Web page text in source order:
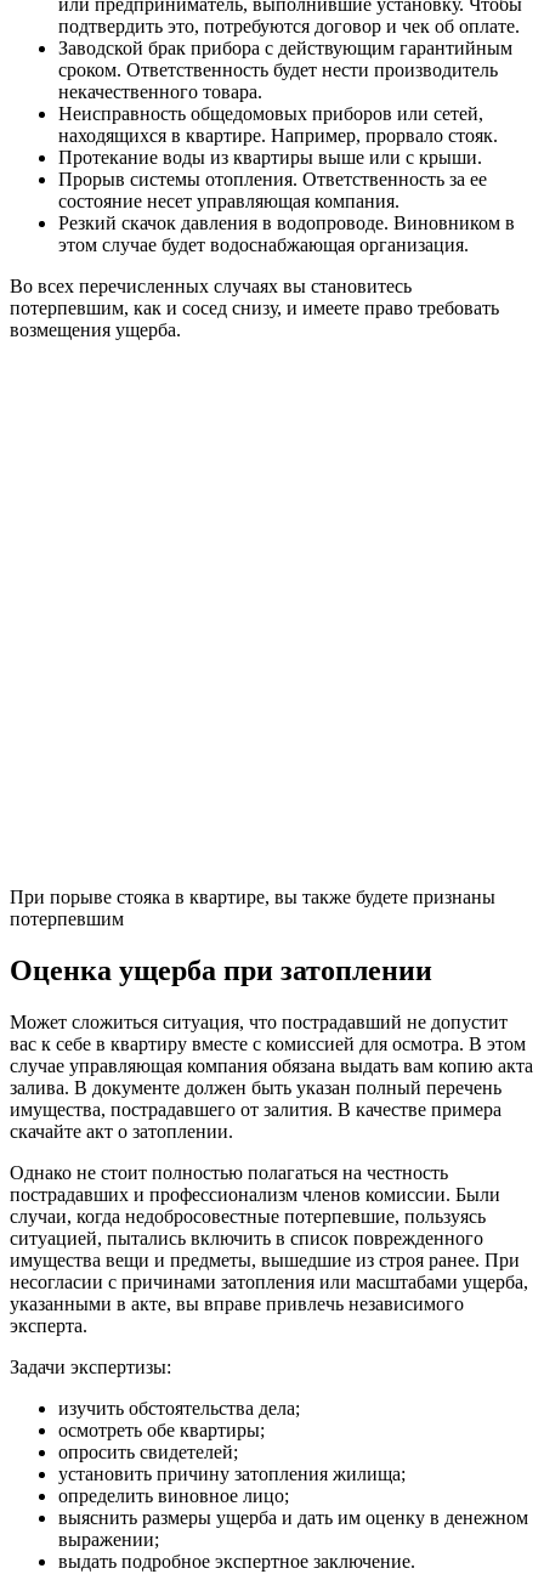
или предприниматель, выполнившие установку. Чтобы
подтвердить это, потребуются договор и чек об оплате.
Заводской брак прибора с действующим гарантийным
сроком. Ответственность будет нести производитель
некачественного товара.
Неисправность общедомовых приборов или сетей,
находящихся в квартире. Например, прорвало стояк.
Протекание воды из квартиры выше или с крыши.
Прорыв системы отопления. Ответственность за ее
состояние несет управляющая компания.
Резкий скачок давления в водопроводе. Виновником в
этом случае будет водоснабжающая организация.
Во всех перечисленных случаях вы становитесь
потерпевшим, как и сосед снизу, и имеете право требовать
возмещения ущерба.
При порыве стояка в квартире, вы также будете признаны
потерпевшим
Оценка ущерба при затоплении
Может сложиться ситуация, что пострадавший не допустит
вас к себе в квартиру вместе с комиссией для осмотра. В этом
случае управляющая компания обязана выдать вам копию акта
залива. В документе должен быть указан полный перечень
имущества, пострадавшего от залития. В качестве примера
скачайте акт о затоплении.
Однако не стоит полностью полагаться на честность
пострадавших и профессионализм членов комиссии. Были
случаи, когда недобросовестные потерпевшие, пользуясь
ситуацией, пытались включить в список поврежденного
имущества вещи и предметы, вышедшие из строя ранее. При
несогласии с причинами затопления или масштабами ущерба,
указанными в акте, вы вправе привлечь независимого
эксперта.
Задачи экспертизы:
изучить обстоятельства дела;
осмотреть обе квартиры;
опросить свидетелей;
установить причину затопления жилища;
определить виновное лицо;
выяснить размеры ущерба и дать им оценку в денежном
выражении;
выдать подробное экспертное заключение.